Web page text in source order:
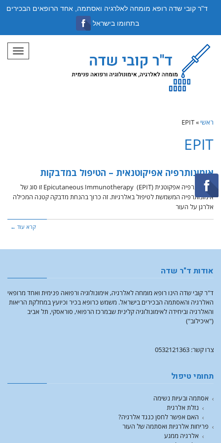
תפריט
ראשי»
EPIT
EPIT
אימונותרפיה אפיקוטנאית – הטיפול במדבקות
אימונותרפיה אפקוטנית (EPIT) Epicutaneous Immunotherapy זו סוג של
אימונותרפיה המשמשת לטיפול באלרגיות. זה כרוך בהנחת מדבקה קטנה המכילה
אלרגן על העור
קרא עוד ←
אודות ד"ר שדה
ד"ר קובי שדה הינו רופא מומחה לאלרגיה, אימונולוגיה ורפואה פנימית ואחד מרופאי
האלרגיה והאסתמה הבכירים בישראל. משמש כרופא בכיר וכיועץ במחלקת הריאות
והאלרגיה וביחידה לאימונולוגיה קלינית שבמרכז הרפואי, סוראסקי, תל אביב
("איכילוב")
צרו קשר: 0532121363
תחומי טיפול
אסתמה ובעיות נשימה
נזלת אלרגית
האם אפשר לחסן כנגד אלרגיה?
פריחות אלרגיות ואסתמה של העור
אלרגיה ממגע
ד"ר קובי שדה רופא מומחה לאלרגיה ואסתמה, אחד הרופאים הבכירים
בתחומו בישראל